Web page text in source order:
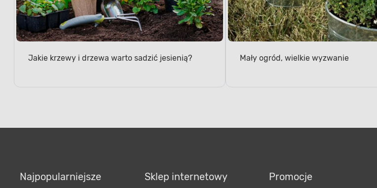
Jakie krzewy i drzewa warto sadzić jesienią? Mały ogród, wielkie wyzwanie
Najpopularniejsze Sklep internetowy Promocje